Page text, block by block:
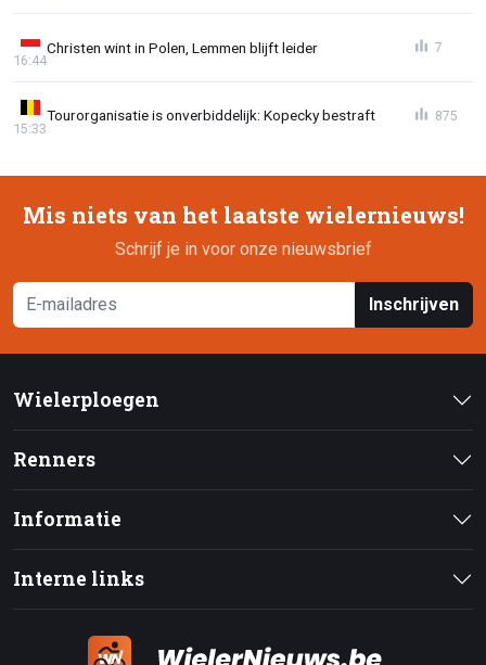
Christen wint in Polen, Lemmen blijft leider
16:44
7
Tourorganisatie is onverbiddelijk: Kopecky bestraft
15:33
875
Mis niets van het laatste wielernieuws!
Schrijf je in voor onze nieuwsbrief
Inschrijven
Wielerploegen
Renners
Informatie
Interne links